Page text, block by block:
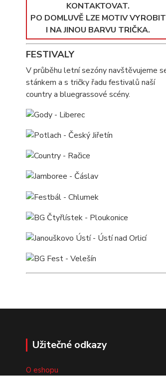
KONTAKTOVAT.
PO DOMLUVĚ LZE MOTIV VYROBIT
I NA JINOU BARVU TRIČKA.
FESTIVALY
V průběhu letní sezóny navštěvujeme
stánkem a s tričky řadu festivalů naší
country a bluegrassové scény.
Užitečné odkazy
O eshopu